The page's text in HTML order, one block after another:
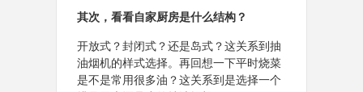
其次，看看自家厨房是什么结构？
开放式？封闭式？还是岛式？这关系到抽
油烟机的样式选择。再回想一下平时烧菜
是不是常用很多油？这关系到是选择一个